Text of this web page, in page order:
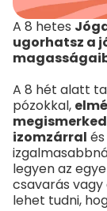
A 8 hetes
ugorhatsz a
A 8 hét alatt
pózokkal,
izomzárral
legyen az
csavarás
lehet tudni,